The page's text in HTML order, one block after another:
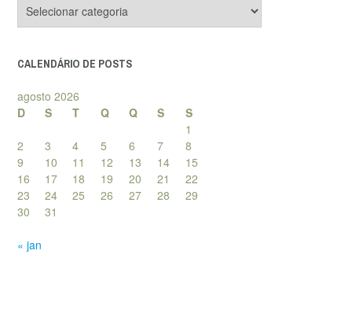
de
CALENDÁRIO DE POSTS
agosto 2026
D
S T Q Q S
S
1
2
3 4 5 6 7
8
9
10 11 12 13 14
15
16
17 18 19 20 21
22
23
24 25 26 27 28
29
30
31
« jan